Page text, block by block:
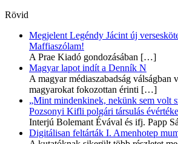
Rövid
Megjelent Legéndy Jácint új
Maffiaszólam!
A Prae Kiadó gondozásában […]
Magyar lapot indít a Denník N
A magyar médiaszabadság válságban
magyarokat fokozottan érinti […]
„Mint mindenkinek, nekünk sem volt
Pozsonyi Kifli polgári társulás
Interjú Bolemant Évával és ifj. Papp
Digitálisan feltárták I. Amenhotep